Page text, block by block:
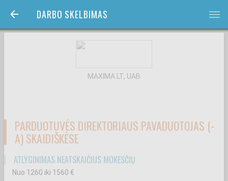
DARBO SKELBIMAS bars
MAXIMA LT, UAB
PARDUOTUVĖS DIREKTORIAUS PAVADUOTOJAS (-
A) SKAIDIŠKĖSE
ATLYGINIMAS NEATSKAIČIUS MOKESČIŲ
Nuo 1260 iki 1560 €